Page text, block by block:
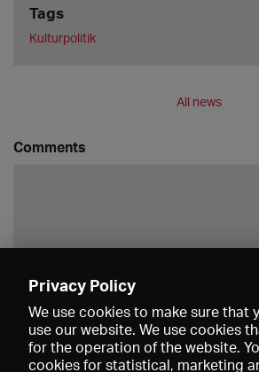
Tags
Kulturpolitik
All news
Comments
Privacy Policy
We use cookies to make sure that
use our website. We use cookies
for the operation of the website.
cookies for statistical, marketing